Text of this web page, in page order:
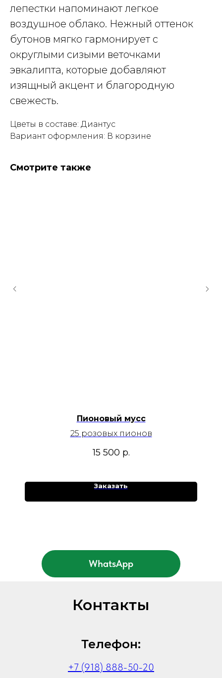
лепестки напоминают легкое
воздушное облако. Нежный оттенок
бутонов мягко гармонирует с
округлыми сизыми веточками
эвкалипта, которые добавляют
изящный акцент и благородную
свежесть.
Цветы в составе: Диантус
Вариант оформления: В корзине
Смотрите также
Пионовый мусс
25 розовых пионов
15 500 р.
Заказать
WhatsApp
Контакты
Телефон:
+7 (918) 888-50-20